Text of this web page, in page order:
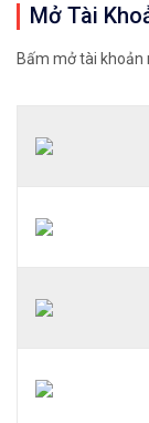
😘Cảm
Mở Tài
Bấm mở tài khoản